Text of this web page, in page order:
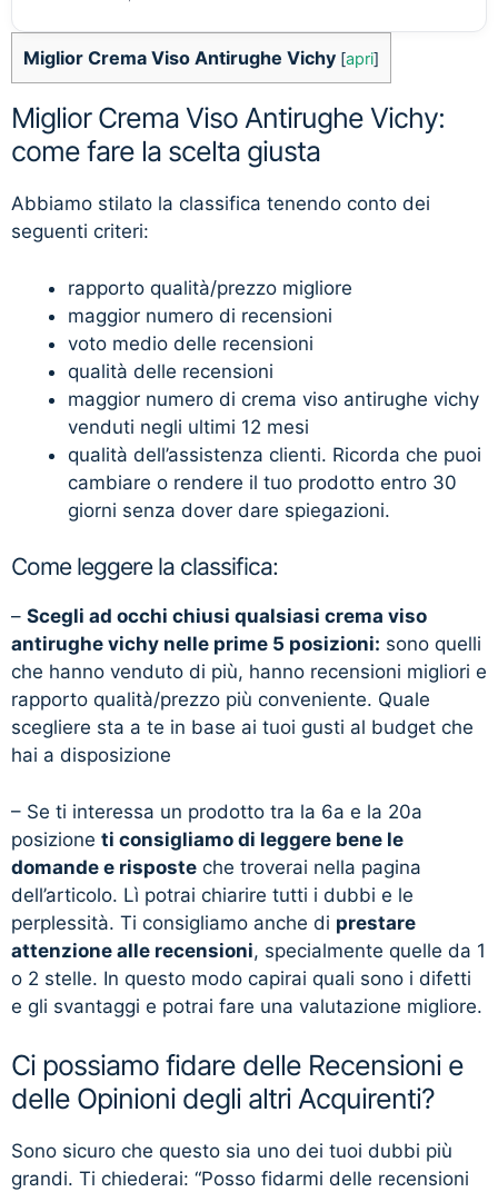
Miglior Crema Viso Antirughe Vichy [apri]
Miglior Crema Viso Antirughe Vichy:
come fare la scelta giusta
Abbiamo stilato la classifica tenendo conto dei
seguenti criteri:
rapporto qualità/prezzo migliore
maggior numero di recensioni
voto medio delle recensioni
qualità delle recensioni
maggior numero di crema viso antirughe vichy
venduti negli ultimi 12 mesi
qualità dell’assistenza clienti. Ricorda che puoi
cambiare o rendere il tuo prodotto entro 30
giorni senza dover dare spiegazioni.
Come leggere la classifica:
– Scegli ad occhi chiusi qualsiasi crema viso
antirughe vichy nelle prime 5 posizioni: sono quelli
che hanno venduto di più, hanno recensioni migliori e
rapporto qualità/prezzo più conveniente. Quale
scegliere sta a te in base ai tuoi gusti al budget che
hai a disposizione
– Se ti interessa un prodotto tra la 6a e la 20a
posizione ti consigliamo di leggere bene le
domande e risposte che troverai nella pagina
dell’articolo. Lì potrai chiarire tutti i dubbi e le
perplessità. Ti consigliamo anche di prestare
attenzione alle recensioni, specialmente quelle da 1
o 2 stelle. In questo modo capirai quali sono i difetti
e gli svantaggi e potrai fare una valutazione migliore.
Ci possiamo fidare delle Recensioni e
delle Opinioni degli altri Acquirenti?
Sono sicuro che questo sia uno dei tuoi dubbi più
grandi. Ti chiederai: “Posso fidarmi delle recensioni